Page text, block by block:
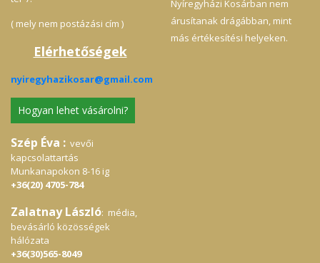
( mely nem postázási cím )
Elérhetőségek
nyiregyhazikosar@gmail.com
Hogyan lehet vásárolni?
Szép Éva : vevői
kapcsolattartás
Munkanapokon 8-16 ig
+36(20) 4705-784
Zalatnay László: média,
bevásárló közösségek
hálózata
+36(30)565-8049
Nyíregyházi Kosárban nem
árusítanak drágábban, mint
más értékesítési helyeken.